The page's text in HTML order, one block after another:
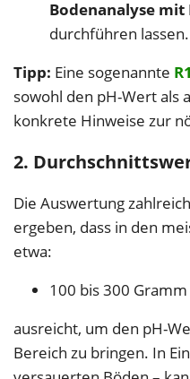
Bodenanalyse
durchführen lassen.
Tipp: Eine sogenannte
sowohl den pH-Wert als
konkrete Hinweise zur
2.
Die Auswertung
ergeben, dass in den
etwa:
100 bis 300
ausreicht, um den pH-
Bereich zu bringen. In